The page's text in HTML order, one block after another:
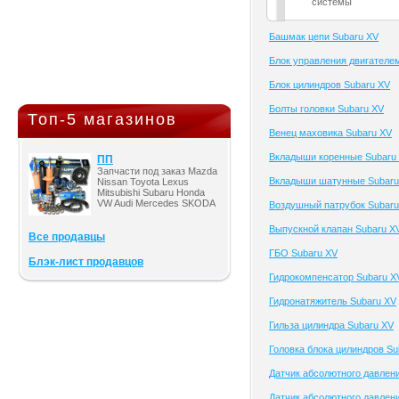
Топ-5 магазинов
ПП
Запчасти под заказ Mazda
Nissan Toyota Lexus
Mitsubishi Subaru Honda
VW Audi Mercedes SKODA
Все продавцы
Блэк-лист продавцов
Башмак цепи Subaru XV
Блок управления
Блок цилиндров Subaru XV
Болты головки Subaru XV
Венец маховика Subaru XV
Вкладыши коренные Subaru
Вкладыши шатунные
Воздушный патрубок
Выпускной клапан Subaru
ГБО Subaru XV
Гидрокомпенсатор Subaru
Гидронатяжитель Subaru XV
Гильза цилиндра Subaru XV
Головка блока цилиндров
Датчик абсолютного